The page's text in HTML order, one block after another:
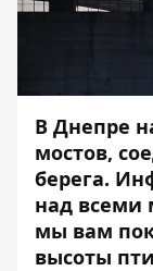
В Днепре
мостов,
берега.
над всеми
мы вам
высоты